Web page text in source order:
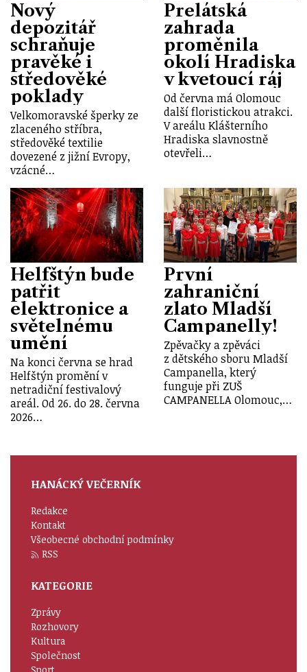
Nový
depozitář
schraňuje
pravěké i
středověké
poklady
Velkomoravské šperky ze
zlaceného stříbra,
středověké textilie
dovezené z jižní Evropy,
vzácné…
Prelátská
zahrada
proměnila
okolí Hradiska
v kvetoucí ráj
Od června má Olomouc
další floristickou atrakci.
V areálu Klášterního
Hradiska slavnostně
otevřeli…
Helfštýn bude
patřit
elektronice a
světelnému
umění
Na konci června se hrad
Helfštýn promění v
netradiční festivalový
areál. Od 26. do 28. června
2026…
První
zahraniční
zlato Mladší
Campanelly!
Zpěvačky a zpěváci
z dětského sboru Mladší
Campanella, který
funguje při ZUŠ
CAMPANELLA Olomouc,…
HANÁCKÝ VEČERNÍK
Redakce
Kontakt
Všeobecné obchodní podmínky
RSS
KATEGORIE
Zprávy
Rozhovory
Kultura
Společnost